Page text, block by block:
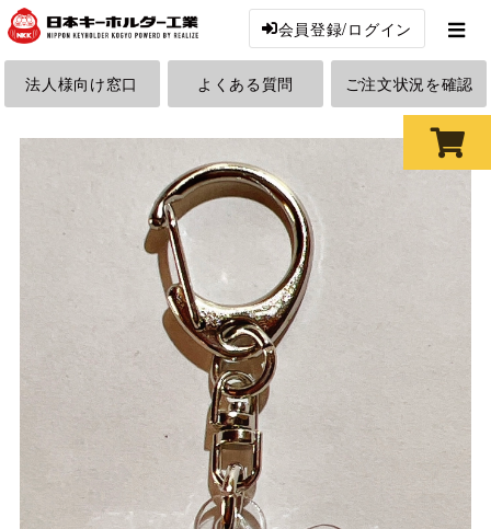
会員登録/ログイン
法人様向け窓口 よくある質問 ご注文状況を確認